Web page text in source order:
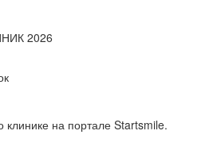
2026
клинике на портале Startsmile.